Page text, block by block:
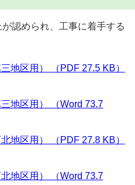
認められ、工事に着手する
地区用） （PDF 27.5 KB）
地区用） （Word 73.7
地区用） （PDF 27.8 KB）
地区用） （Word 73.7